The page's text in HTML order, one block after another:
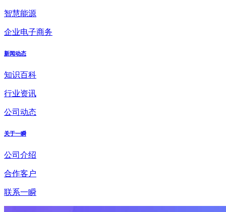
智慧能源
企业电子商务
新闻动态
知识百科
行业资讯
公司动态
关于一瞬
公司介绍
合作客户
联系一瞬